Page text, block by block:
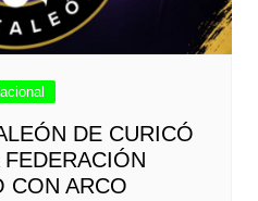
DE CURICÓ
CON ARCO